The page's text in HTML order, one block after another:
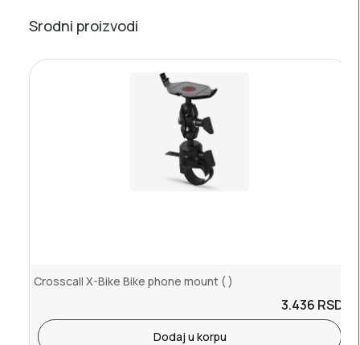
Srodni proizvodi
Crosscall X-Bike Bike phone mount ( )
3.436 RSD.
Dodaj u korpu